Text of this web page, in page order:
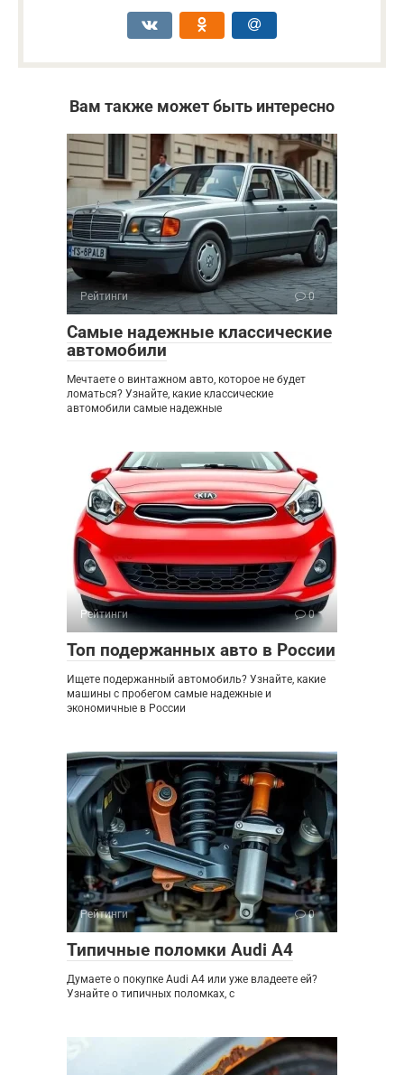
Вам также может быть интересно
Рейтинги 0
Самые надежные классические
автомобили
Мечтаете о винтажном авто, которое не будет
ломаться? Узнайте, какие классические
автомобили самые надежные
Рейтинги 0
Топ подержанных авто в России
Ищете подержанный автомобиль? Узнайте, какие
машины с пробегом самые надежные и
экономичные в России
Рейтинги 0
Типичные поломки Audi A4
Думаете о покупке Audi A4 или уже владеете ей?
Узнайте о типичных поломках, с